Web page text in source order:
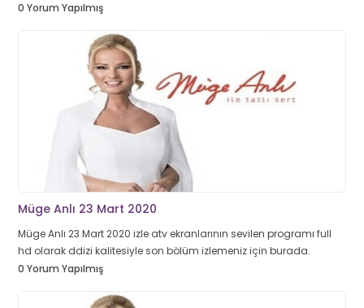
0 Yorum Yapılmış
Müge Anlı 23 Mart 2020
Müge Anlı 23 Mart 2020 izle atv ekranlarının sevilen programı full
hd olarak ddizi kalitesiyle son bölüm izlemeniz için burada.
0 Yorum Yapılmış